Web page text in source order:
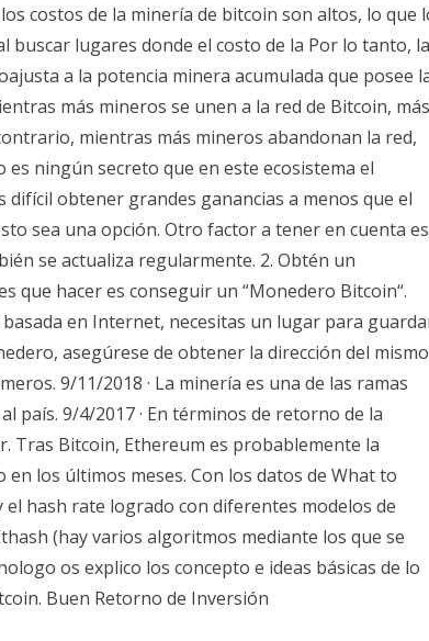
costos de la minería de bitcoin son altos, lo que
buscar lugares donde el costo de la Por lo tanto, la
a la potencia minera acumulada que posee
más mineros se unen a la red de Bitcoin, más
mientras más mineros abandonan la red,
ningún secreto que en este ecosistema el
difícil obtener grandes ganancias a menos que el
sea una opción. Otro factor a tener en cuenta es
se actualiza regularmente. 2. Obtén un
que hacer es conseguir un “Monedero Bitcoin“.
en Internet, necesitas un lugar para
asegúrese de obtener la dirección del
9/11/2018 · La minería es una de las ramas
país. 9/4/2017 · En términos de retorno de la
Tras Bitcoin, Ethereum es probablemente la
los últimos meses. Con los datos de What to
hash rate logrado con diferentes modelos de
(hay varios algoritmos mediante los que se
os explico los concepto e ideas básicas de lo
Buen Retorno de Inversión